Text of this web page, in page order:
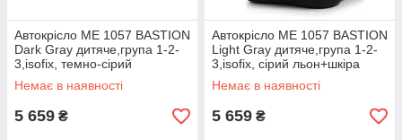
Автокрісло ME 1057 BASTION
Dark Gray дитяче,група 1-2-
3,isofix, темно-сірий
льон+шкіра
Немає в наявності
5 659 ₴
Автокрісло ME 1057 BASTION
Light Gray дитяче,група 1-2-
3,isofix, сірий льон+шкіра
Немає в наявності
5 659 ₴